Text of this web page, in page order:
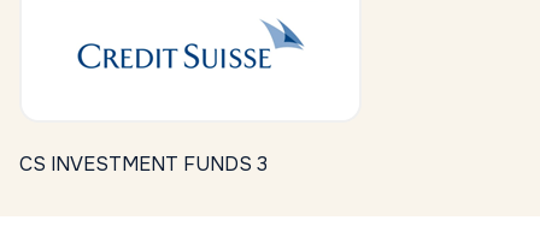
CS INVESTMENT FUNDS 3